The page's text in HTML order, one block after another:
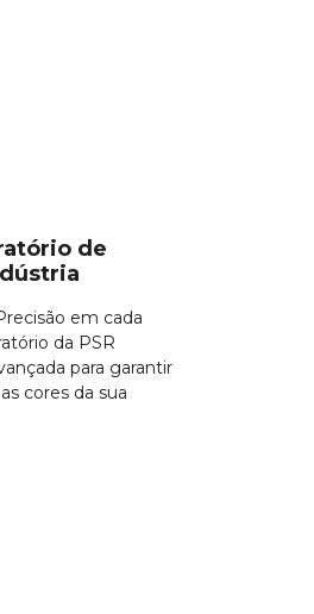
de
em cada
da PSR
para garantir
cores da sua